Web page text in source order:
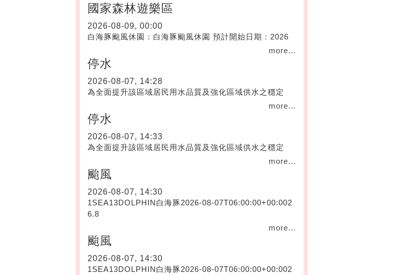
國家森林遊樂區
2026-08-09, 00:00
白海豚颱風休園：白海豚颱風休園 預計開始日期：2026
more...
停水
2026-08-07, 14:28
為全面提升該區域居民用水品質及強化區域供水之穩定
more...
停水
2026-08-07, 14:33
為全面提升該區域居民用水品質及強化區域供水之穩定
more...
颱風
2026-08-07, 14:30
1SEA13DOLPHIN白海豚2026-08-07T06:00:00+00:002
6.8
more...
颱風
2026-08-07, 14:30
1SEA13DOLPHIN白海豚2026-08-07T06:00:00+00:002